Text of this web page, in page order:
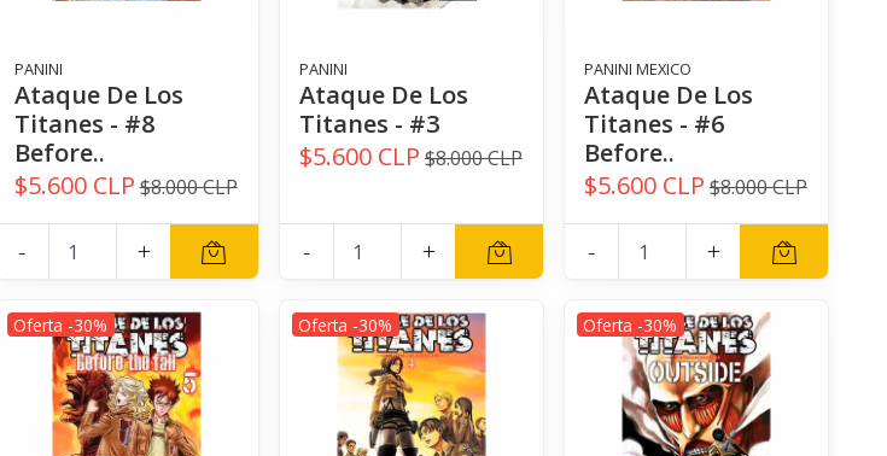
PANINI
Ataque De Los
Titanes - #8
Before..
$5.600 CLP $8.000 CLP
- +
PANINI
Ataque De Los
Titanes - #3
$5.600 CLP $8.000 CLP
- +
PANINI MEXICO
Ataque De Los
Titanes - #6
Before..
$5.600 CLP $8.000 CLP
- +
Oferta -30% Oferta -30% Oferta -30%